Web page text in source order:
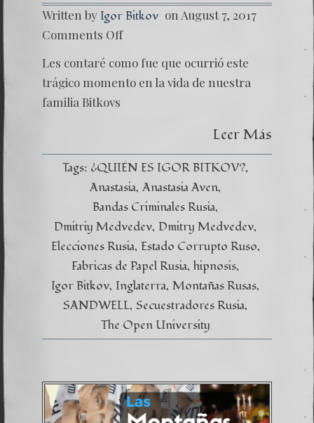
Written by Igor Bitkov on August 7, 2017
Comments Off
Les contaré como fue que ocurrió este
trágico momento en la vida de nuestra
familia Bitkovs
Leer Más
Tags: ¿QUIÉN ES IGOR BITKOV?
Anastasia Anastasia Aven
Bandas Criminales Rusia
Dmitriy Medvedev Dmitry Medvedev
Elecciones Rusia Estado Corrupto Ruso
Fabricas de Papel Rusia hipnosis
Igor Bitkov Inglaterra Montañas Rusas
SANDWELL Secuestradores Rusia
The Open University